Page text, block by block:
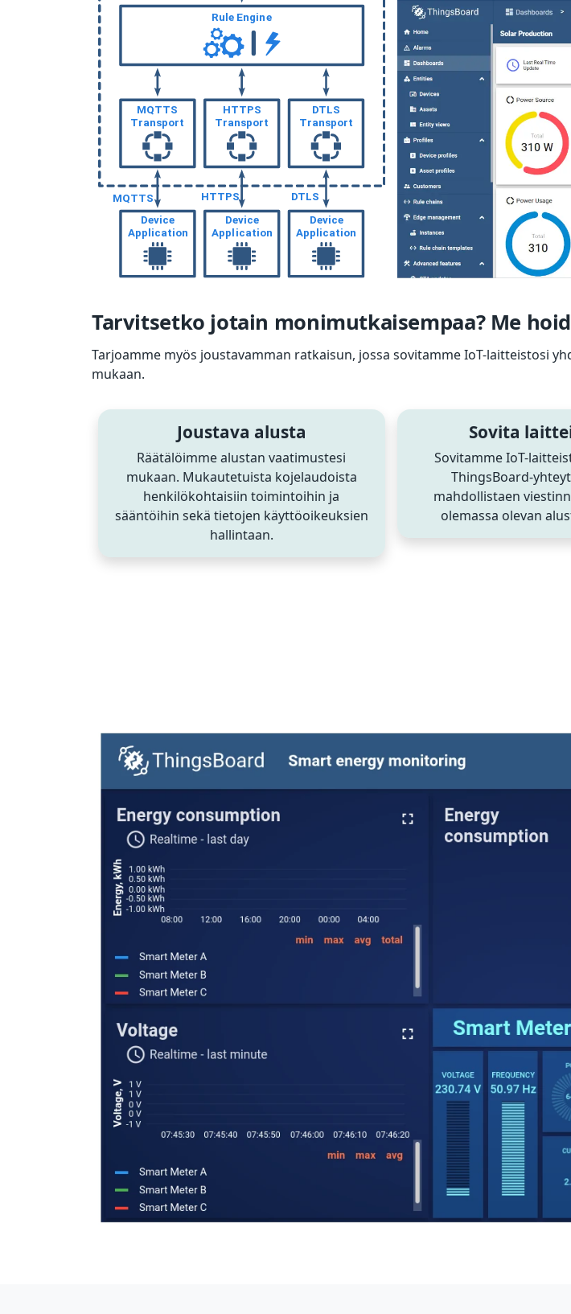
Tarvitsetko jotain monimutkaisempaa? Me
Tarjoamme myös joustavamman ratkaisun, jossa sovitamme IoT-laitteistosi
mukaan.
Joustava alusta
Räätälöimme alustan vaatimustesi
mukaan. Mukautetuista kojelaudoista
henkilökohtaisiin toimintoihin ja
sääntöihin sekä tietojen käyttöoikeuksien
hallintaan.
Sovita
Sovitamme IoT-
ThingsBoard-
mahdollistaen
olemassa olevan